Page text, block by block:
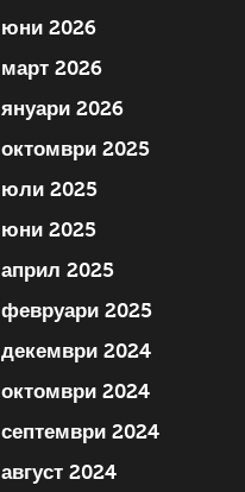
юни 2026
март 2026
януари 2026
октомври 2025
юли 2025
юни 2025
април 2025
февруари 2025
декември 2024
октомври 2024
септември 2024
август 2024